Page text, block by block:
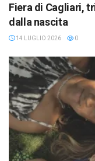
Fiera di Cagliari,
dalla nascita
14 LUGLIO 2026 0